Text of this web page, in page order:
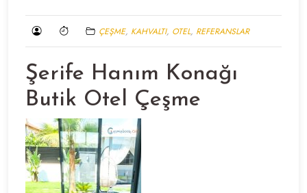
ÇEŞME, KAHVALTI, OTEL, REFERANSLAR
Şerife Hanım Konağı
Butik Otel Çeşme